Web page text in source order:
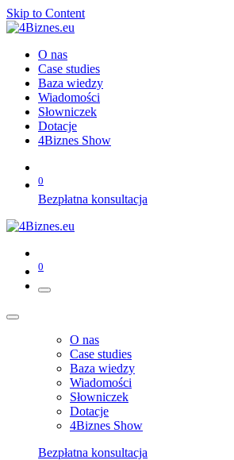
Skip to Content
O nas
Case studies
Baza wiedzy
Wiadomości
Słowniczek
Dotacje
4Biznes Show
0
Bezpłatna konsultacja
0
O nas
Case studies
Baza wiedzy
Wiadomości
Słowniczek
Dotacje
4Biznes Show
Bezpłatna konsultacja